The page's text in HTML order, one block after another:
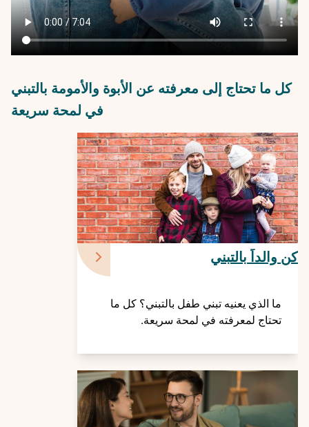
كل ما تحتاج إلى معرفته عن الأبوة والأمومة بالتبني
في لمحة سريعة
كن والداً بالتبني
ما الذي يعنيه تبني طفل بالتبني؟ كل ما
تحتاج لمعرفته في لمحة سريعة.